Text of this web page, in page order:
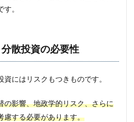
。
散投資の必要性
にはリスクもつきものです。
の影響、地政学的リスク、さらに
慮する必要があります。